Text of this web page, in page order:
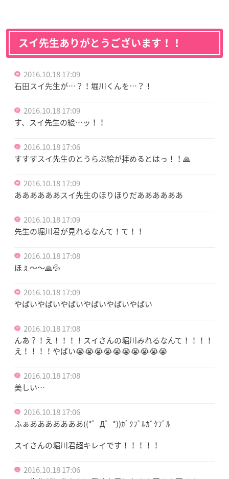
スイ先生ありがとうございます！！
2016.10.18 17:09
石田スイ先生が…？！堀川くんを…？！
2016.10.18 17:09
す、スイ先生の絵…ッ！！
2016.10.18 17:06
すすすスイ先生のとうらぶ絵が拝めるとはっ！！🙏
2016.10.18 17:09
ああああああスイ先生のほりほりだああああああ
2016.10.18 17:09
先生の堀川君が見れるなんて！て！！
2016.10.18 17:08
ほぇ〜〜🙏💦
2016.10.18 17:09
やばいやばいやばいやばいやばいやばい
2016.10.18 17:08
んあ？！え！！！！スイさんの堀川みれるなんて！！！！
え！！！！やばい😭😭😭😭😭😭😭😭😭😭
2016.10.18 17:08
美しい…
2016.10.18 17:06
ふぁあああああああ((*゜Д゜*))ｶﾞｸﾌﾞﾙｶﾞｸﾌﾞﾙ
スイさんの堀川君超キレイです！！！！！
2016.10.18 17:06